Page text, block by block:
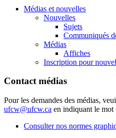
Médias et nouvelles
Nouvelles
Sujets
Communiqués
Médias
Affiches
Inscription pour
Contact médias
Pour les demandes des médias,
ufcw@ufcw.ca en indiquant le mot
Consulter nos normes